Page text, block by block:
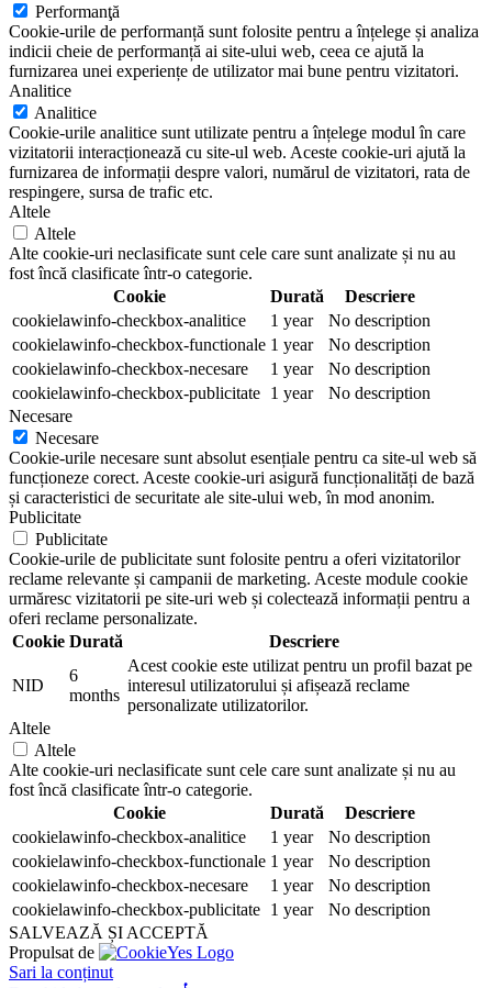
Performanţă
Cookie-urile de performanță sunt folosite pentru a înțelege și analiza
indicii cheie de performanță ai site-ului web, ceea ce ajută la
furnizarea unei experiențe de utilizator mai bune pentru vizitatori.
Analitice
Analitice
Cookie-urile analitice sunt utilizate pentru a înțelege modul în care
vizitatorii interacționează cu site-ul web. Aceste cookie-uri ajută la
furnizarea de informații despre valori, numărul de vizitatori, rata de
respingere, sursa de trafic etc.
Altele
Altele
Alte cookie-uri neclasificate sunt cele care sunt analizate și nu au
fost încă clasificate într-o categorie.
Cookie
Durată
Descriere
cookielawinfo-checkbox-analitice
1 year
No description
cookielawinfo-checkbox-functionale 1 year
No description
cookielawinfo-checkbox-necesare
1 year
No description
cookielawinfo-checkbox-publicitate 1 year
No description
Necesare
Necesare
Cookie-urile necesare sunt absolut esențiale pentru ca site-ul web să
funcționeze corect. Aceste cookie-uri asigură funcționalități de bază
și caracteristici de securitate ale site-ului web, în mod anonim.
Publicitate
Publicitate
Cookie-urile de publicitate sunt folosite pentru a oferi vizitatorilor
reclame relevante și campanii de marketing. Aceste module cookie
urmăresc vizitatorii pe site-uri web și colectează informații pentru a
oferi reclame personalizate.
Cookie Durată Descriere
NID
6
months
Acest cookie este utilizat pentru un profil bazat pe
interesul utilizatorului și afișează reclame
personalizate utilizatorilor.
Altele
Altele
Alte cookie-uri neclasificate sunt cele care sunt analizate și nu au
fost încă clasificate într-o categorie.
Cookie
Durată
Descriere
cookielawinfo-checkbox-analitice
1 year
No description
cookielawinfo-checkbox-functionale 1 year
No description
cookielawinfo-checkbox-necesare
1 year
No description
cookielawinfo-checkbox-publicitate 1 year
No description
SALVEAZĂ ȘI ACCEPTĂ
Propulsat de
Sari la conținut